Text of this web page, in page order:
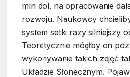
mln dol. na opracowanie
rozwoju. Naukowcy
system setki razy silniejszy
Teoretycznie mógłby on
wykonywanie takich zdjęć
Układzie Słonecznym.